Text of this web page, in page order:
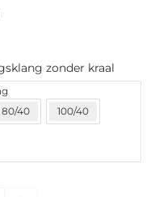
zonder kraal
80/40 100/40